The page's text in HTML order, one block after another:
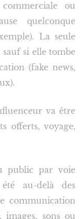
ou
quelconque
La seule
si elle tombe
(fake news,
va être
offerts, voyage,
public par voie
au-delà des
communication
images, sons ou